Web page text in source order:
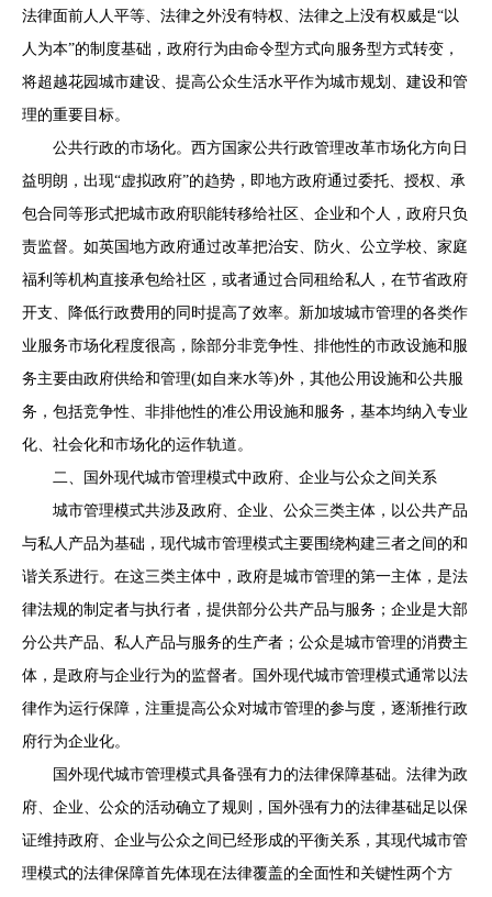
法律面前人人平等、法律之外没有特权、法律之上没有权威是“以
人为本”的制度基础，政府行为由命令型方式向服务型方式转变，
将超越花园城市建设、提高公众生活水平作为城市规划、建设和管
理的重要目标。
公共行政的市场化。西方国家公共行政管理改革市场化方向日
益明朗，出现“虚拟政府”的趋势，即地方政府通过委托、授权、承
包合同等形式把城市政府职能转移给社区、企业和个人，政府只负
责监督。如英国地方政府通过改革把治安、防火、公立学校、家庭
福利等机构直接承包给社区，或者通过合同租给私人，在节省政府
开支、降低行政费用的同时提高了效率。新加坡城市管理的各类作
业服务市场化程度很高，除部分非竞争性、排他性的市政设施和服
务主要由政府供给和管理(如自来水等)外，其他公用设施和公共服
务，包括竞争性、非排他性的准公用设施和服务，基本均纳入专业
化、社会化和市场化的运作轨道。
二、国外现代城市管理模式中政府、企业与公众之间关系
城市管理模式共涉及政府、企业、公众三类主体，以公共产品
与私人产品为基础，现代城市管理模式主要围绕构建三者之间的和
谐关系进行。在这三类主体中，政府是城市管理的第一主体，是法
律法规的制定者与执行者，提供部分公共产品与服务；企业是大部
分公共产品、私人产品与服务的生产者；公众是城市管理的消费主
体，是政府与企业行为的监督者。国外现代城市管理模式通常以法
律作为运行保障，注重提高公众对城市管理的参与度，逐渐推行政
府行为企业化。
国外现代城市管理模式具备强有力的法律保障基础。法律为政
府、企业、公众的活动确立了规则，国外强有力的法律基础足以保
证维持政府、企业与公众之间已经形成的平衡关系，其现代城市管
理模式的法律保障首先体现在法律覆盖的全面性和关键性两个方